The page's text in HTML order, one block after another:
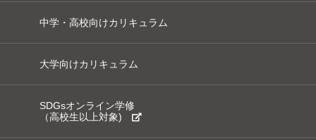
中学・高校向けカリキュラム
大学向けカリキュラム
SDGsオンライン学修
（高校生以上対象)